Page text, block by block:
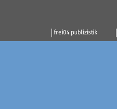
frei04 publizistik